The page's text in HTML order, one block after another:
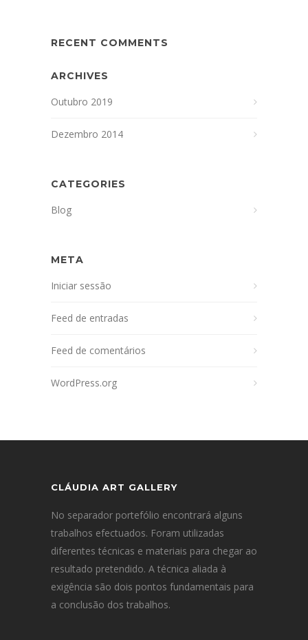
RECENT COMMENTS
ARCHIVES
Outubro 2019
Dezembro 2014
CATEGORIES
Blog
META
Iniciar sessão
Feed de entradas
Feed de comentários
WordPress.org
CLÁUDIA ART GALLERY
No separador portefólio encontrará alguns
trabalhos efectuados. Foram utilizadas
diferentes técnicas e materiais para chegar ao
resultado pretendido. A técnica aliada à
exigência são dois pontos fundamentais para
a conclusão dos trabalhos.